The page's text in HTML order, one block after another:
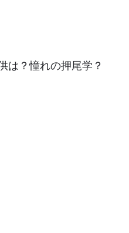
は？憧れの押尾学？